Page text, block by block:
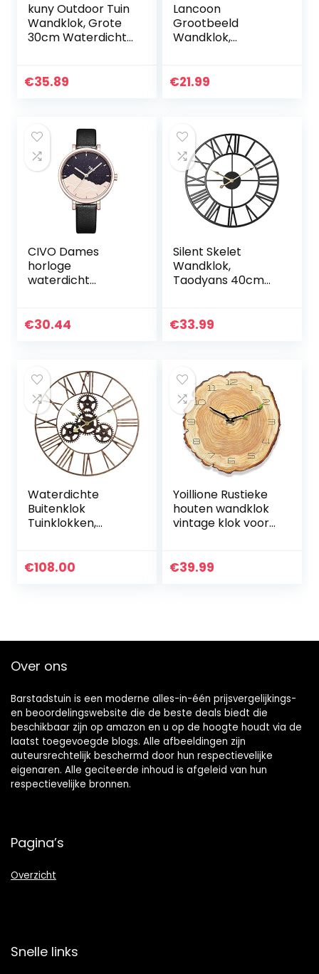
kuny Outdoor Tuin
Wandklok, Grote
30cm Waterdichte
Holle Gear Vintage
€35.89
Lancoon
Grootbeeld
Wandklok,
kamertemperatuu
€21.99
CIVO Dames
horloge
waterdicht
sterrenhemel
€30.44
Silent Skelet
Wandklok,
Taodyans 40cm
tikkende Batterij
€33.99
Waterdichte
Buitenklok
Tuinklokken,
Buitenklokken
€108.00
Yoillione Rustieke
houten wandklok
vintage klok voor
keukenklokken
€39.99
Over ons
Barstadstuin is een moderne alles-in-één prijsvergelijkings-
en beoordelingswebsite die de beste deals biedt die
beschikbaar zijn op amazon en u op de hoogte houdt via de
laatst toegevoegde blogs. Alle afbeeldingen zijn
auteursrechtelijk beschermd door hun respectievelijke
eigenaren. Alle geciteerde inhoud is afgeleid van hun
respectievelijke bronnen.
Pagina’s
Overzicht
Snelle links